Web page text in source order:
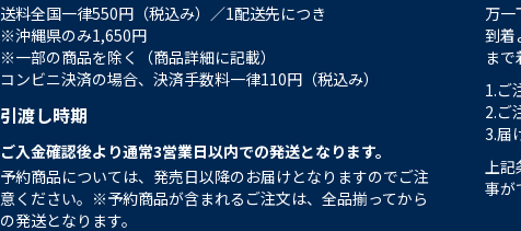
送料全国一律550円（税込み）／1配送先につき
※沖縄県のみ1,650円
※一部の商品を除く（商品詳細に記載）
コンビニ決済の場合、決済手数料一律110円（税込み）
引渡し時期
ご入金確認後より通常3営業日以内での発送となります。
予約商品については、発売日以降のお届けとなりますのでご注
意ください。※予約商品が含まれるご注文は、全品揃ってから
の発送となります。
万一
到着
まで
1.ご
2.ご
3.届
上
事が